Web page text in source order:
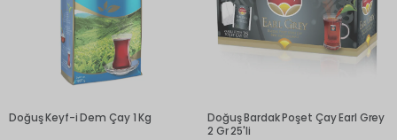
Doğuş Keyf-i Dem Çay 1 Kg
Doğuş Bardak Poşet Çay Earl Grey
2 Gr 25'li